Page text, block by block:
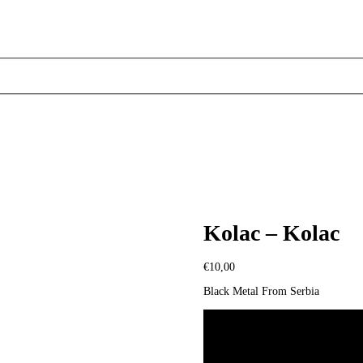
Kolac – Kolac
€10,00
Black Metal From Serbia